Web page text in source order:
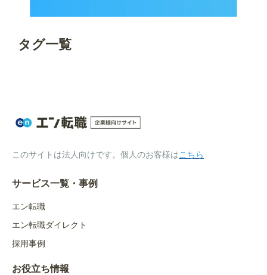
タグ一覧
このサイトは法人向けです。個人のお客様はこちら
サービス一覧・事例
エン転職
エン転職ダイレクト
採用事例
お役立ち情報